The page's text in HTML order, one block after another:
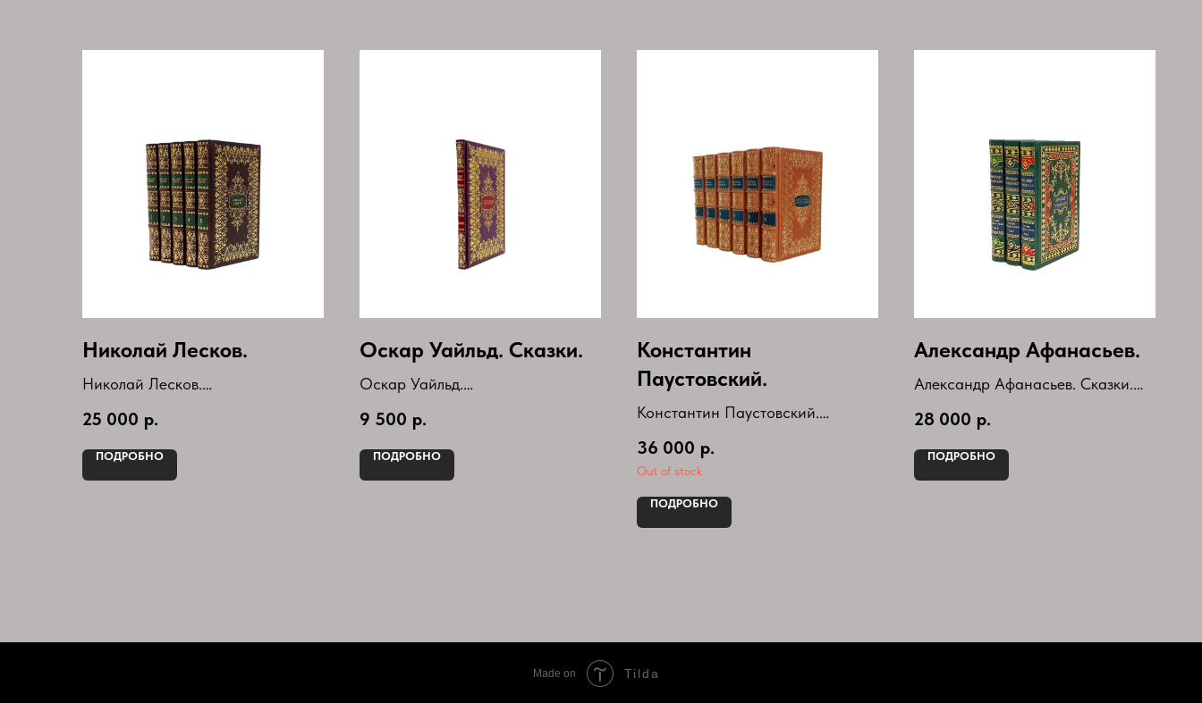
Николай Лесков.
Николай Лесков.
томах(комплект)
Букинистическое издание
25 000 р.
ПОДРОБНО
Оскар Уайльд. Сказки.
Оскар Уайльд.
Год пыпуска-2024г
Серия-Библиотека Мировой
Литературы
9 500 р.
ПОДРОБНО
Константин
Паустовский.
Константин Паустовский.
томах(комплект)
36 000 р.
Out of stock
ПОДРОБНО
Александр Афанасьев.
Александр Афанасьев. Сказки.
Книги в кожаном переплете.
Год выпуска-2022г.
28 000 р.
ПОДРОБНО
Made on Tilda